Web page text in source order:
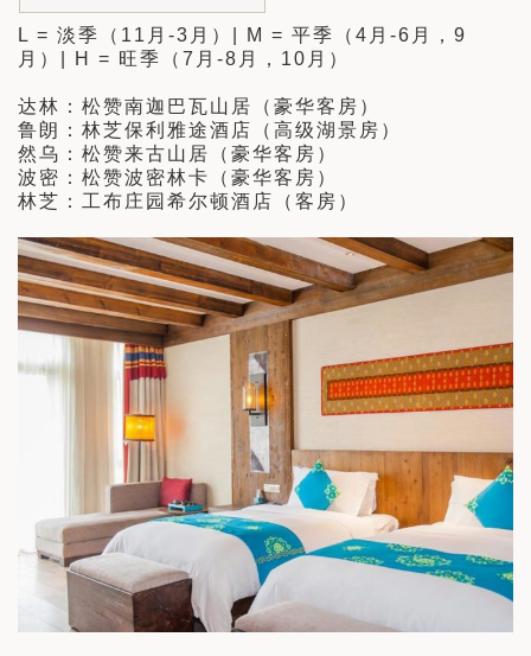
L = 淡季（11月-3月）| M = 平季（4月-6月，9
月）| H = 旺季（7月-8月，10月）
达林：松赞南迦巴瓦山居（豪华客房）
鲁朗：林芝保利雅途酒店（高级湖景房）
然乌：松赞来古山居（豪华客房）
波密：松赞波密林卡（豪华客房）
林芝：工布庄园希尔顿酒店（客房）